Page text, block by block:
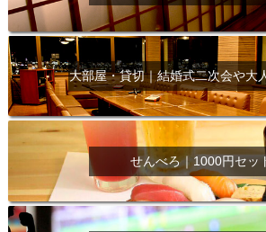
大部屋・貸切｜結婚式二次会や大
せんべろ｜1000円セッ